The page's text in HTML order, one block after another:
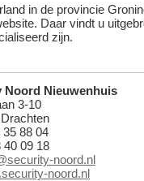
in de provincie
Daar vindt u
zijn.
Noord Nieuwenhuis
3-10
35 88 04
40 09 18
noord.nl
noord.nl